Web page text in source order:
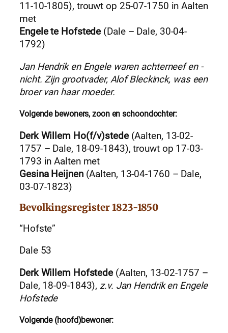
11-10-1805), trouwt op 25-07-1750 in Aalten
met
Engele te Hofstede(Dale – Dale, 30-04-
1792)
Jan Hendrik en Engele waren achterneef en -
nicht. Zijn grootvader, Alof Bleckinck, was een
broer van haar moeder.
Volgende bewoners, zoon en schoondochter:
Derk Willem Ho(f/v)stede(Aalten, 13-02-
1757 – Dale, 18-09-1843), trouwt op 17-03-
1793 in Aalten met
Gesina Heijnen(Aalten, 13-04-1760 – Dale,
03-07-1823)
Bevolkingsregister 1823-1850
“Hofste”
Dale 53
Derk Willem Hofstede(Aalten, 13-02-1757 –
Dale, 18-09-1843), z.v. Jan Hendrik en Engele
Hofstede
Volgende (hoofd)bewoner: